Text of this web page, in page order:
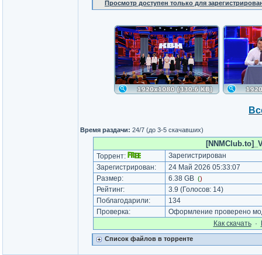
Просмотр доступен только для
Время раздачи: 24/7 (до 3-5 скачавших)
Торрент:
Зарегистрирован
Зарегистрирован:
24 Май 2026 05:33:07
Размер:
6.38 GB ()
Рейтинг: 3.9 (Голосов: 14)
Поблагодарили:
134
Проверка:
Оформление проверено
Как cкачать·
Список файлов в торренте